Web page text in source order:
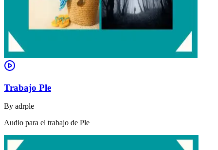
Trabajo Ple
By adrple
Audio para el trabajo de Ple